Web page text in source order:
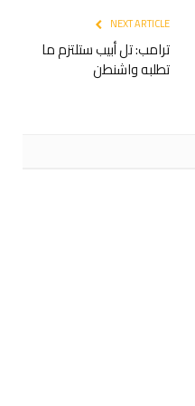
NEXT ARTICLE
ترامب: تل أبيب ستلتزم ما
تطلبه واشنطن